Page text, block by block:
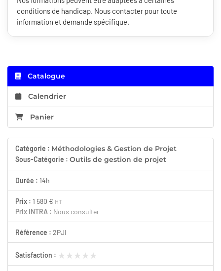
conditions de handicap. Nous contacter pour toute
information et demande spécifique.
Catalogue
Calendrier
Panier
Catégorie : Méthodologies & Gestion de Projet
Sous-Catégorie : Outils de gestion de projet
Durée : 14h
Prix : 1 580 € HT
Prix INTRA : Nous consulter
Référence : 2PJI
Satisfaction : ★★★★★
★★★★★